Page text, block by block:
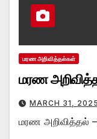
மரண அறிவித்தல்கள்
மரண
MARCH 31, 2025
மரண அறிவித்தல் –